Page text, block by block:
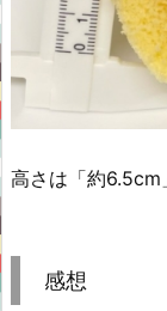
高さは「約6.5cm
感想